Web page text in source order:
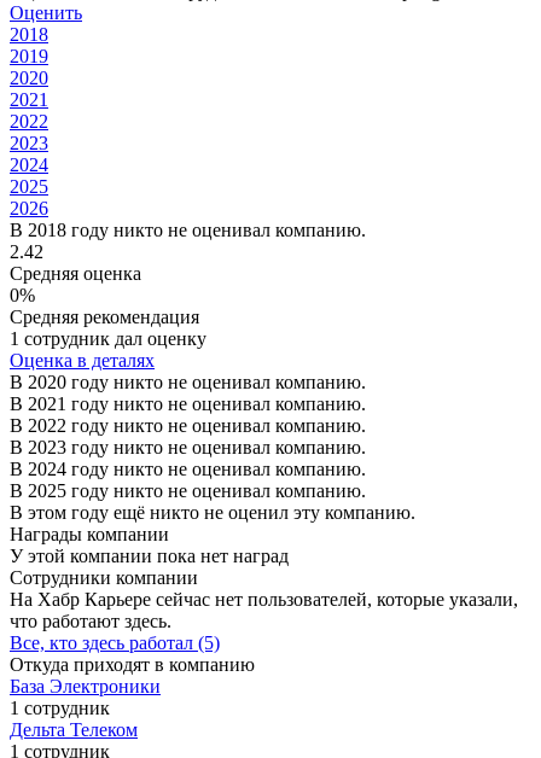
Оценить
2018
2019
2020
2021
2022
2023
2024
2025
2026
В 2018 году никто не оценивал компанию.
2.42
Средняя оценка
0%
Средняя рекомендация
1 сотрудник дал оценку
Оценка в деталях
В 2020 году никто не оценивал компанию.
В 2021 году никто не оценивал компанию.
В 2022 году никто не оценивал компанию.
В 2023 году никто не оценивал компанию.
В 2024 году никто не оценивал компанию.
В 2025 году никто не оценивал компанию.
В этом году ещё никто не оценил эту компанию.
Награды компании
У этой компании пока нет наград
Сотрудники компании
На Хабр Карьере сейчас нет пользователей, которые указали,
что работают здесь.
Все, кто здесь работал (5)
Откуда приходят в компанию
База Электроники
1 сотрудник
Дельта Телеком
1 сотрудник